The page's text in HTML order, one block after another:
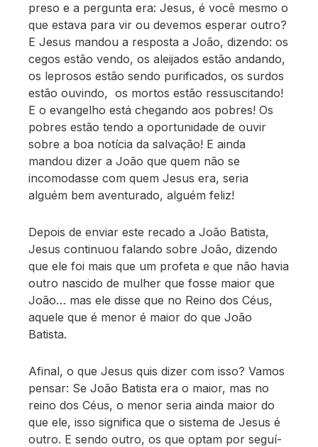
preso e a pergunta era: Jesus, é você mesmo o
que estava para vir ou devemos esperar outro?
E Jesus mandou a resposta a João, dizendo: os
cegos estão vendo, os aleijados estão andando,
os leprosos estão sendo purificados, os surdos
estão ouvindo, os mortos estão ressuscitando!
E o evangelho está chegando aos pobres! Os
pobres estão tendo a oportunidade de ouvir
sobre a boa notícia da salvação! E ainda
mandou dizer a João que quem não se
incomodasse com quem Jesus era, seria
alguém bem aventurado, alguém feliz!
Depois de enviar este recado a João Batista,
Jesus continuou falando sobre João, dizendo
que ele foi mais que um profeta e que não havia
outro nascido de mulher que fosse maior que
João… mas ele disse que no Reino dos Céus,
aquele que é menor é maior do que João
Batista.
Afinal, o que Jesus quis dizer com isso? Vamos
pensar: Se João Batista era o maior, mas no
reino dos Céus, o menor seria ainda maior do
que ele, isso significa que o sistema de Jesus é
outro. E sendo outro, os que optam por seguí-